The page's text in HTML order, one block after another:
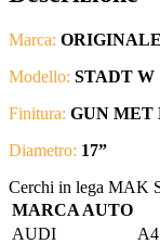
Marca: ORIGINALE
Modello: STADT W
Finitura: GUN MET
Diametro: 17”
Cerchi in lega MAK
MARCA AUTO
AUDI
A4